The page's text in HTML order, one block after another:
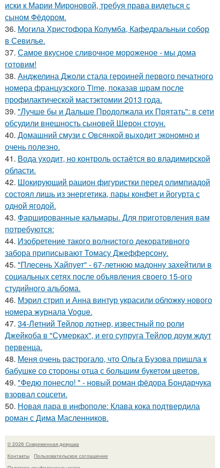
иски к Марии Мироновой, требуя права видеться с
сыном Фёдором.
36. Могила Христофора Колумба, Кафедральныи собор
в Севилье.
37. Самое вкусное сливочное мороженое - мы дома
готовим!
38. Анджелина Джоли стала героиней первого печатного
номера французского Time, показав шрам после
профилактической мастэктомии 2013 года.
39. "Лучше бы и Дальше Продолжала их Прятать": в сети
обсудили внешность сыновей Шерон стоун.
40. Домашний смузи с Овсянкой выходит экономно и
очень полезно.
41. Вода уходит, но контроль остаётся во владимирской
области.
42. Шокирующий рацион фигуристки перед олимпиадой
состоял лишь из энергетика, пары конфет и йогурта с
одной ягодой.
43. Фаршированные кальмары. Для приготовления вам
потребуются:
44. Изобретение такого волнистого декоративного
забора приписывают Томасу Джефферсону.
45. "Плесень Хайпует" - 67-летнюю мадонну захейтили в
социальных сетях после объявления своего 15-ого
студийного альбома.
46. Мэрил стрип и Анна винтур украсили обложку нового
номера журнала Vogue.
47. 34-Летний Тейлор лотнер, известный по роли
Джейкоба в "Сумерках", и его супруга Тейлор доум ждут
первенца.
48. Меня очень растрогало, что Ольга Бузова пришла к
бабушке со стороны отца с большим букетом цветов.
49. "Федю понесло! " - новый роман фёдора Бондарчука
взорвал соцсети.
50. Новая пара в инфополе: Клава кока подтвердила
роман с Дима Масленников.
© 2026 Современная девушка
Контакты
Пользовательское соглашение